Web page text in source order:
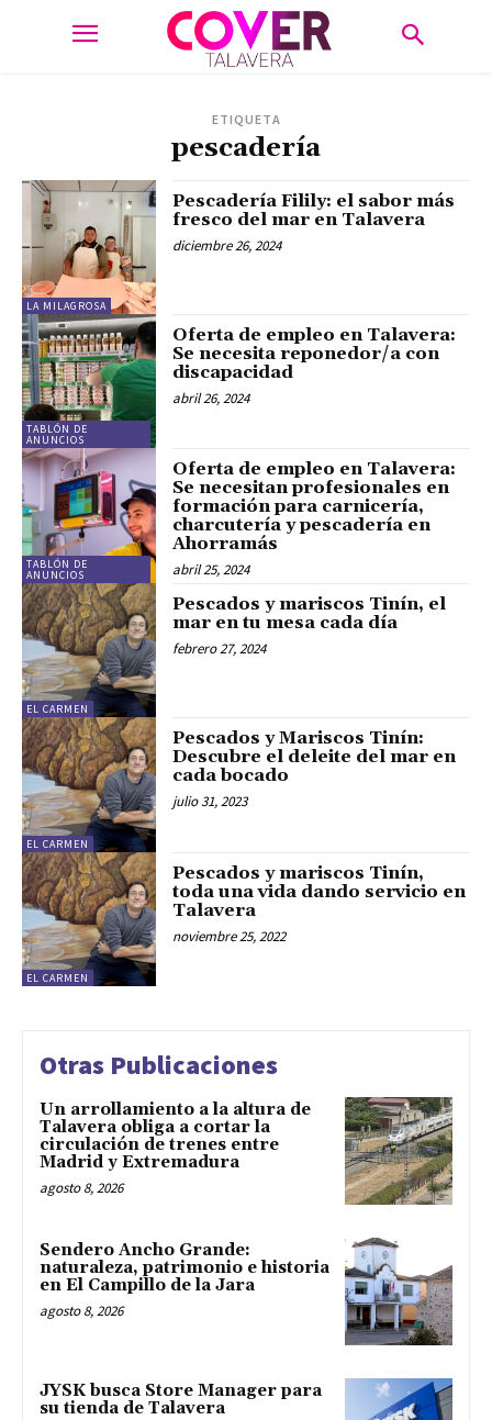
ETIQUETA
pescadería
LA MILAGROSA
Pescadería Filily: el sabor más
fresco del mar en Talavera
diciembre 26, 2024
TABLÓN DE
ANUNCIOS
Oferta de empleo en Talavera:
Se necesita reponedor/a con
discapacidad
abril 26, 2024
TABLÓN DE
ANUNCIOS
Oferta de empleo en Talavera:
Se necesitan profesionales en
formación para carnicería,
charcutería y pescadería en
Ahorramás
abril 25, 2024
EL CARMEN
Pescados y mariscos Tinín, el
mar en tu mesa cada día
febrero 27, 2024
EL CARMEN
Pescados y Mariscos Tinín:
Descubre el deleite del mar en
cada bocado
julio 31, 2023
EL CARMEN
Pescados y mariscos Tinín,
toda una vida dando servicio en
Talavera
noviembre 25, 2022
Otras Publicaciones
Un arrollamiento a la altura de
Talavera obliga a cortar la
circulación de trenes entre
Madrid y Extremadura
agosto 8, 2026
Sendero Ancho Grande:
naturaleza, patrimonio e historia
en El Campillo de la Jara
agosto 8, 2026
JYSK busca Store Manager para
su tienda de Talavera